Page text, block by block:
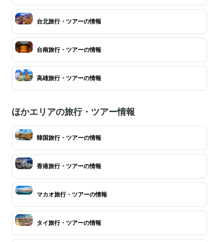
台北旅行・ツアーの情報
台南旅行・ツアーの情報
高雄旅行・ツアーの情報
ほかエリアの旅行・ツアー情報
韓国旅行・ツアーの情報
香港旅行・ツアーの情報
マカオ旅行・ツアーの情報
タイ旅行・ツアーの情報